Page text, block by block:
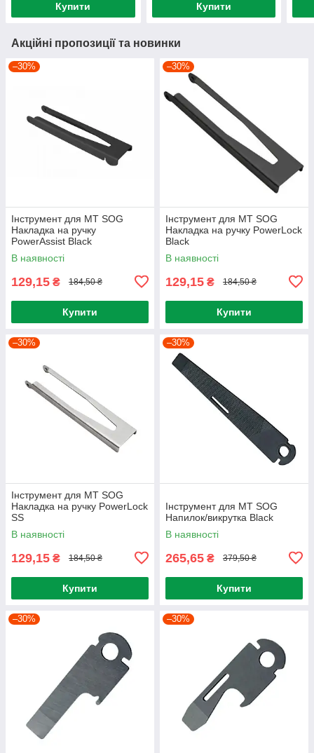
Купити Купити
Акційні пропозиції та новинки
–30%
Інструмент для МТ SOG
Накладка на ручку
PowerAssist Black
В наявності
129,15 ₴ 184,50 ₴
Купити
–30%
Інструмент для МТ SOG
Накладка на ручку PowerLock
Black
В наявності
129,15 ₴ 184,50 ₴
Купити
–30%
Інструмент для МТ SOG
Накладка на ручку PowerLock
SS
В наявності
129,15 ₴ 184,50 ₴
Купити
–30%
Інструмент для МТ SOG
Напилок/викрутка Black
В наявності
265,65 ₴ 379,50 ₴
Купити
–30% –30%